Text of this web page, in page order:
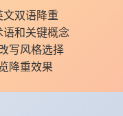
文双语降重
语和关键概念
写风格选择
降重效果